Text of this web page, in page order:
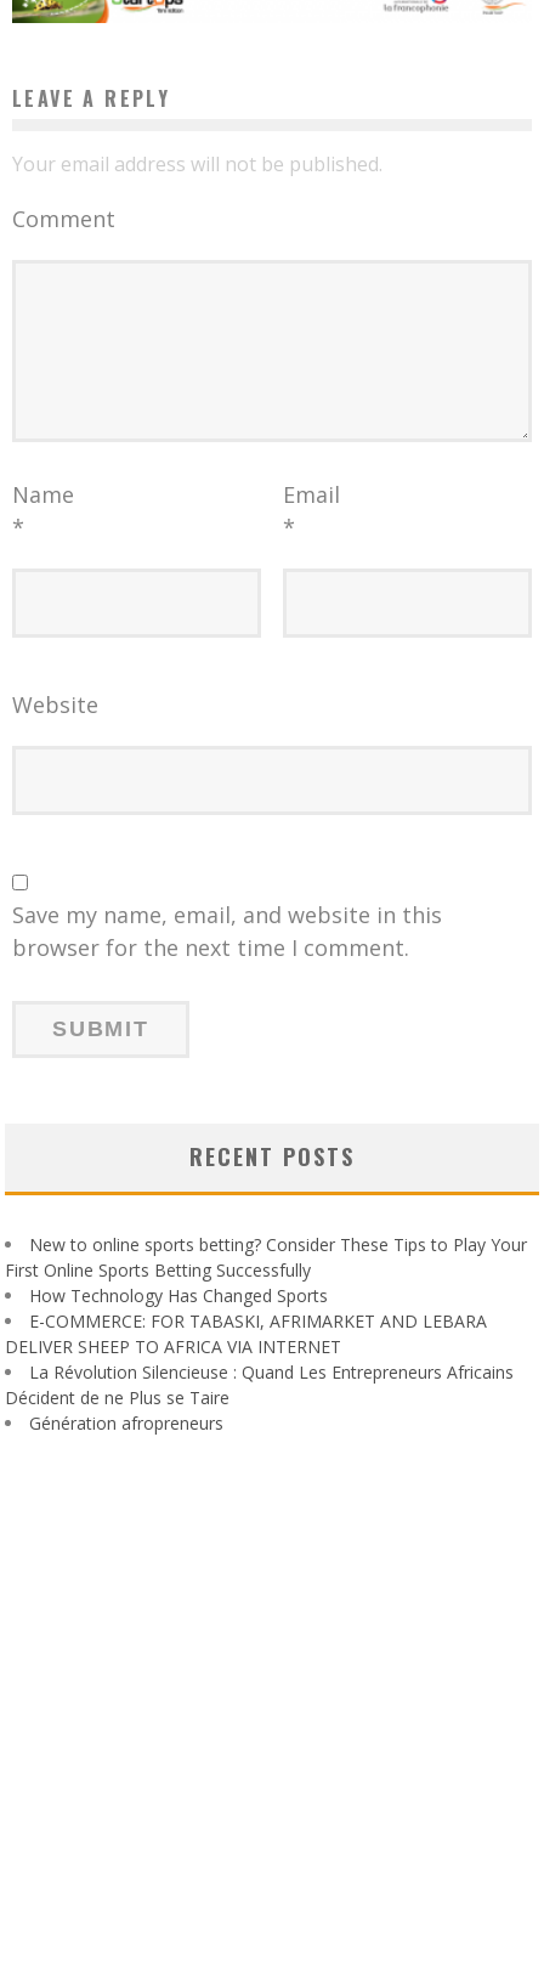
LEAVE A REPLY
Your email address will not be published.
Comment
Name
*
Email
*
Website
Save my name, email, and website in this
browser for the next time I comment.
RECENT POSTS
New to online sports betting? Consider These Tips to Play Your
First Online Sports Betting Successfully
How Technology Has Changed Sports
E-COMMERCE: FOR TABASKI, AFRIMARKET AND LEBARA
DELIVER SHEEP TO AFRICA VIA INTERNET
La Révolution Silencieuse : Quand Les Entrepreneurs Africains
Décident de ne Plus se Taire
Génération afropreneurs